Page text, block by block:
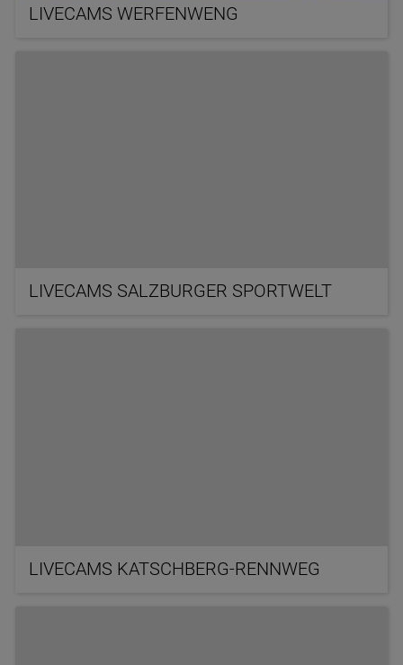
LIVECAMS WERFENWENG
LIVECAMS SALZBURGER SPORTWELT
LIVECAMS KATSCHBERG-RENNWEG